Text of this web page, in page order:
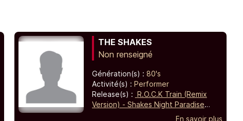
THE SHAKES
Non renseigné
Génération(s) : 80's
Activité(s) : Performer
Release(s) : R.O.C.K Train (Remix
Version) - Shakes Night Paradise
Standing In The Rain
En savoir plus